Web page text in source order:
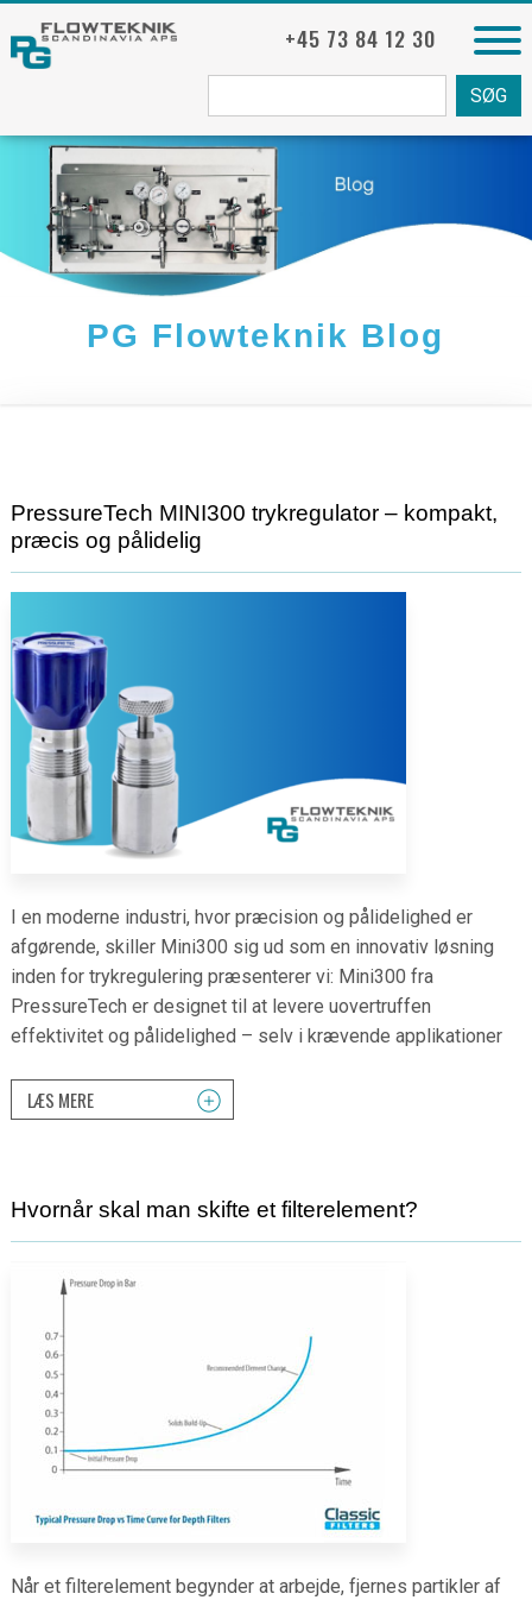
+45 73 84 12 30
PG Flowteknik Blog
PressureTech MINI300 trykregulator – kompakt,
præcis og pålidelig
I en moderne industri, hvor præcision og pålidelighed er
afgørende, skiller Mini300 sig ud som en innovativ løsning
inden for trykregulering præsenterer vi: Mini300 fra
PressureTech er designet til at levere uovertruffen
effektivitet og pålidelighed – selv i krævende applikationer
LÆS MERE
Hvornår skal man skifte et filterelement?
Når et filterelement begynder at arbejde, fjernes partikler af